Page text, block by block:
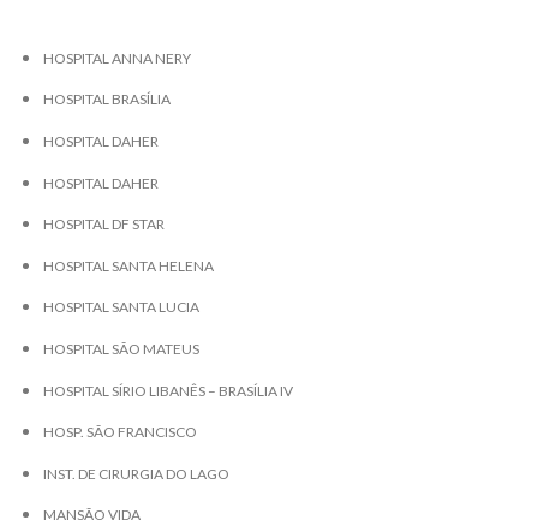
HOSPITAL ANNA NERY
HOSPITAL BRASÍLIA
HOSPITAL DAHER
HOSPITAL DAHER
HOSPITAL DF STAR
HOSPITAL SANTA HELENA
HOSPITAL SANTA LUCIA
HOSPITAL SÃO MATEUS
HOSPITAL SÍRIO LIBANÊS – BRASÍLIA IV
HOSP. SÃO FRANCISCO
INST. DE CIRURGIA DO LAGO
MANSÃO VIDA